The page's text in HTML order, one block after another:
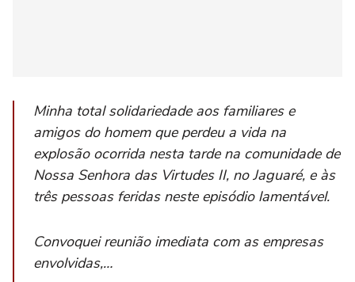
Minha total solidariedade aos familiares e
amigos do homem que perdeu a vida na
explosão ocorrida nesta tarde na comunidade de
Nossa Senhora das Virtudes II, no Jaguaré, e às
três pessoas feridas neste episódio lamentável.
Convoquei reunião imediata com as empresas
envolvidas,…